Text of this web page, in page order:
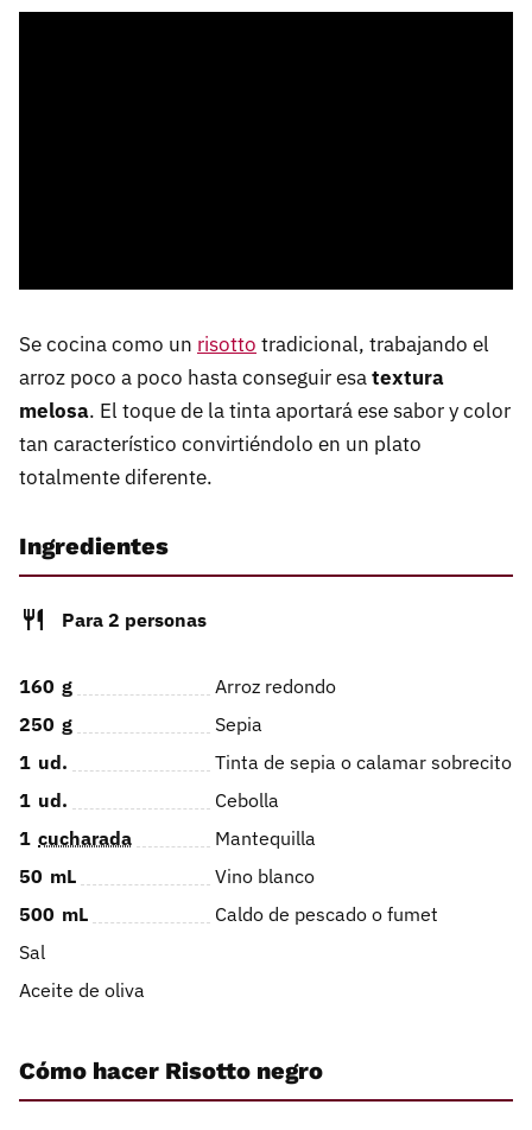
Se cocina como un risotto tradicional, trabajando el
arroz poco a poco hasta conseguir esatextura
melosa. El toque de la tinta aportará ese sabor y color
tan característico convirtiéndolo en un plato
totalmente diferente.
Ingredientes
Para 2 personas
160 g
Arroz redondo
250 g
Sepia
1 ud.
Tinta de sepia o calamar sobrecito
1 ud.
Cebolla
1 cucharada
Mantequilla
50 mL
Vino blanco
500 mL
Caldo de pescado o fumet
Sal
Aceite de oliva
Cómo hacer Risotto negro